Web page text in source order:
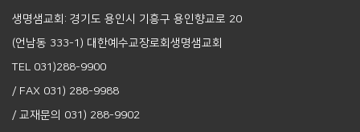
생명샘교회: 경기도 용인시 기흥구 용인향교로 20
(언남동 333-1) 대한예수교장로회생명샘교회
TEL 031)288-9900
/ FAX 031) 288-9988
/ 교재문의 031) 288-9902